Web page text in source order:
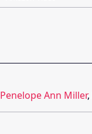
Penelope Ann Miller,